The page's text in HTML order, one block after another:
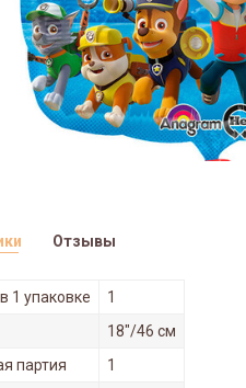
1 упаковке
1
18"/46 см
партия
1
Отзывы